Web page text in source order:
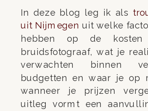
In deze blog leg ik als
uit Nijmegen uit welke
hebben op de
bruidsfotograaf, wat je
verwachten binnen
budgetten en waar je op
wanneer je prijzen
uitleg vormt een